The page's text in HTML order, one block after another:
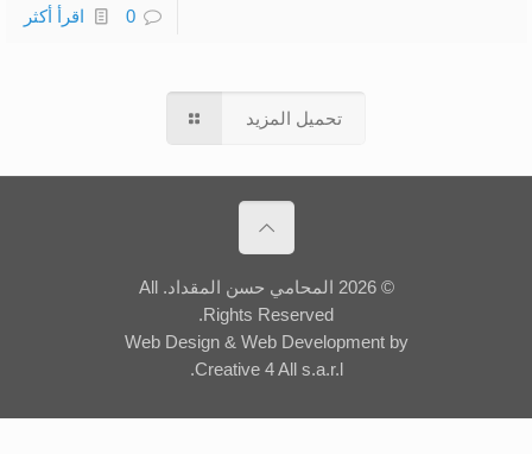
0 اقرأ أكثر
تحميل المزيد
© 2026 المحامي حسن المقداد. All
Rights Reserved.
Web Design& Web Developmentby
Creative 4 All s.a.r.l.